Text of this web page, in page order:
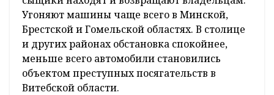
Угоняют машины чаще всего в Минской,
Брестской и Гомельской областях. В столице
и других районах обстановка спокойнее,
меньше всего автомобили становились
объектом преступных посягательств в
Витебской области.